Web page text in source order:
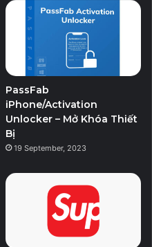
e
a
r
a
PassFab
iPhone/Activation
Unlocker – Mở Khóa Thiết
Bị
19 September, 2023